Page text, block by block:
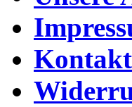
Kontakt